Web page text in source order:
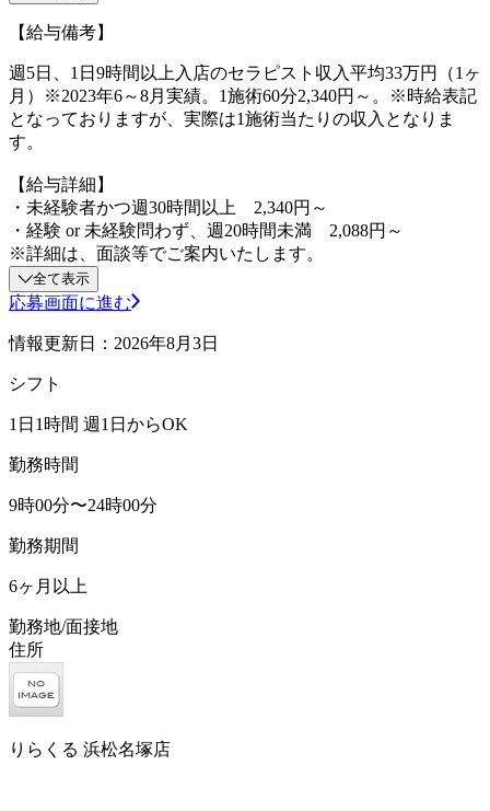
【給与備考】
週5日、1日9時間以上入店のセラピスト収入平均33万円（1ヶ
月）※2023年6～8月実績。1施術60分2,340円～。※時給表記
となっておりますが、実際は1施術当たりの収入となりま
す。
【給与詳細】
・未経験者かつ週30時間以上 2,340円～
・経験 or 未経験問わず、週20時間未満 2,088円～
※詳細は、面談等でご案内いたします。
全て表示
応募画面に進む
情報更新日：2026年8月3日
シフト
1日1時間 週1日からOK
勤務時間
9時00分〜24時00分
勤務期間
6ヶ月以上
勤務地/面接地
住所
りらくる 浜松名塚店